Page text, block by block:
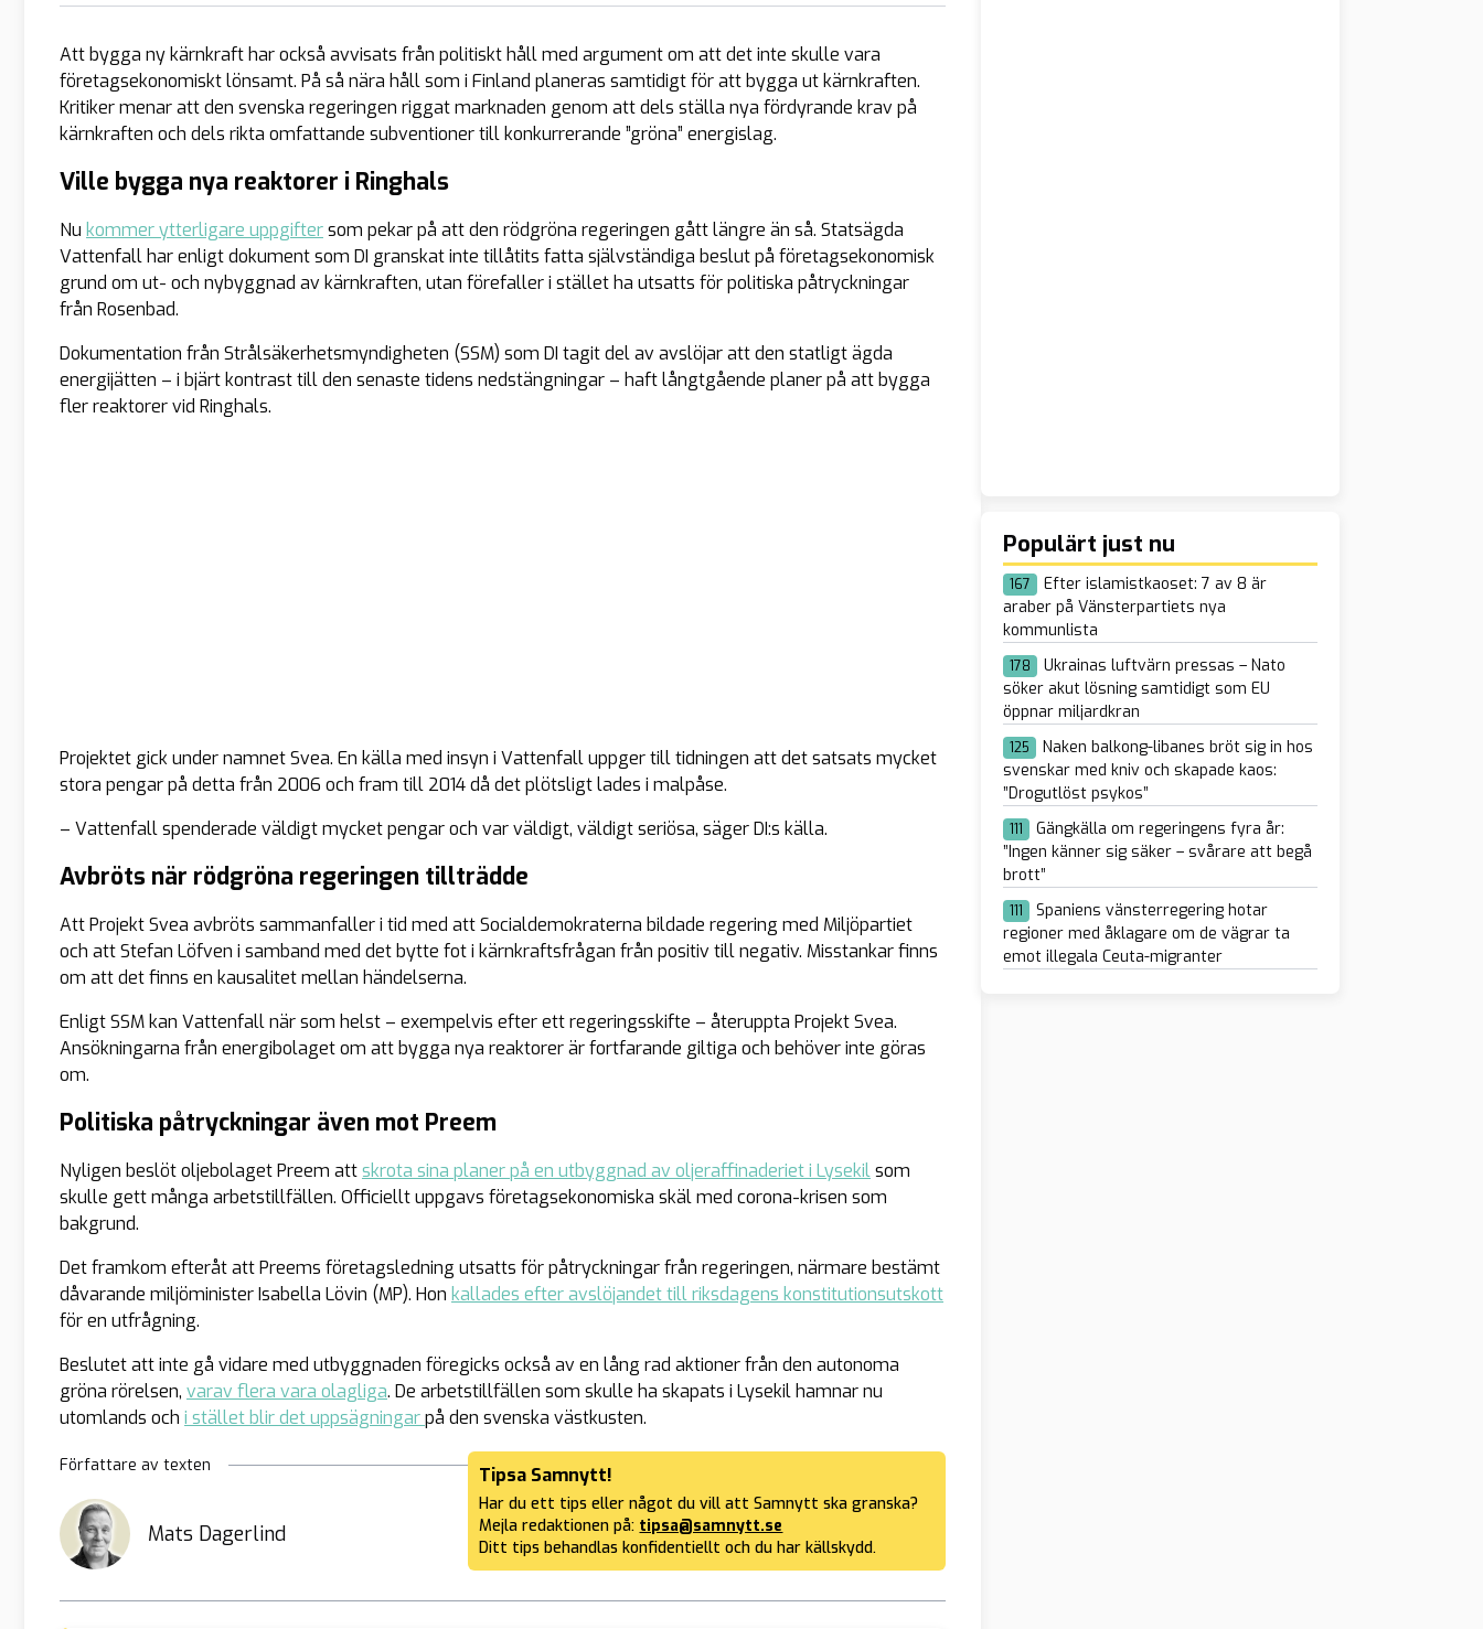
Att bygga ny kärnkraft har också avvisats från politiskt håll med argument om att det inte skulle vara
företagsekonomiskt lönsamt. På så nära håll som i Finland planeras samtidigt för att bygga ut kärnkraften.
Kritiker menar att den svenska regeringen riggat marknaden genom att dels ställa nya fördyrande krav på
kärnkraften och dels rikta omfattande subventioner till konkurrerande ”gröna” energislag.
Ville bygga nya reaktorer i Ringhals
Nu kommer ytterligare uppgiftersom pekar på att den rödgröna regeringen gått längre än så. Statsägda
Vattenfall har enligt dokument som DI granskat inte tillåtits fatta självständiga beslut på företagsekonomisk
grund om ut- och nybyggnad av kärnkraften, utan förefaller i stället ha utsatts för politiska påtryckningar
från Rosenbad.
Dokumentation från Strålsäkerhetsmyndigheten (SSM) som DI tagit del av avslöjar att den statligt ägda
energijätten – i bjärt kontrast till den senaste tidens nedstängningar – haft långtgående planer på att bygga
fler reaktorer vid Ringhals.
Projektet gick under namnet Svea. En källa med insyn i Vattenfall uppger till tidningen att det satsats mycket
stora pengar på detta från 2006 och fram till 2014 då det plötsligt lades i malpåse.
– Vattenfall spenderade väldigt mycket pengar och var väldigt, väldigt seriösa, säger DI:s källa.
Avbröts när rödgröna regeringen tillträdde
Att Projekt Svea avbröts sammanfaller i tid med att Socialdemokraterna bildade regering med Miljöpartiet
och att Stefan Löfven i samband med det bytte fot i kärnkraftsfrågan från positiv till negativ. Misstankar finns
om att det finns en kausalitet mellan händelserna.
Enligt SSM kan Vattenfall när som helst – exempelvis efter ett regeringsskifte – återuppta Projekt Svea.
Ansökningarna från energibolaget om att bygga nya reaktorer är fortfarande giltiga och behöver inte göras
om.
Politiska påtryckningar även mot Preem
Nyligen beslöt oljebolaget Preem attskrota sina planer på en utbyggnad av oljeraffinaderiet i Lysekilsom
skulle gett många arbetstillfällen. Officiellt uppgavs företagsekonomiska skäl med corona-krisen som
bakgrund.
Det framkom efteråt att Preems företagsledning utsatts för påtryckningar från regeringen, närmare bestämt
dåvarande miljöminister Isabella Lövin (MP). Hon kallades efter avslöjandet till riksdagens konstitutionsutskott
för en utfrågning.
Beslutet att inte gå vidare med utbyggnaden föregicks också av en lång rad aktioner från den autonoma
gröna rörelsen, varav flera vara olagliga. De arbetstillfällen som skulle ha skapats i Lysekil hamnar nu
utomlands och i stället blir det uppsägningarpå den svenska västkusten.
Författare av texten
Mats Dagerlind
Tipsa Samnytt!
Har du ett tips eller något du vill att Samnytt ska granska?
Mejla redaktionen på: tipsa@samnytt.se
Ditt tips behandlas konfidentiellt och du har källskydd.
Populärt just nu
167
Efter islamistkaoset: 7 av 8 är
araber på Vänsterpartiets nya
kommunlista
178
Ukrainas luftvärn pressas – Nato
söker akut lösning samtidigt som EU
öppnar miljardkran
125
Naken balkong-libanes bröt sig in hos
svenskar med kniv och skapade kaos:
”Drogutlöst psykos”
111
Gängkälla om regeringens fyra år:
”Ingen känner sig säker – svårare att begå
brott”
111
Spaniens vänsterregering hotar
regioner med åklagare om de vägrar ta
emot illegala Ceuta-migranter